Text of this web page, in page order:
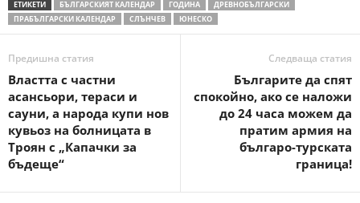
ЕТИКЕТИ БЪЛГАРСКИЯТ КАЛЕНДАР ГОДИНА
ДРЕВНОБЪЛГАРСКИ
ПРАБЪЛГАРСКИ КАЛЕНДАР
СЛЪНЧЕВ ЮНЕСКО
Предишна статия
Властта с частни
асансьори, тераси и
сауни, а народа купи нов
кувьоз на болницата в
Троян с „Капачки за
бъдеще“
Следваща статия
Българите да спят
спокойно, ако се наложи
до 24 часа можем да
пратим армия на
българо-турската
граница!